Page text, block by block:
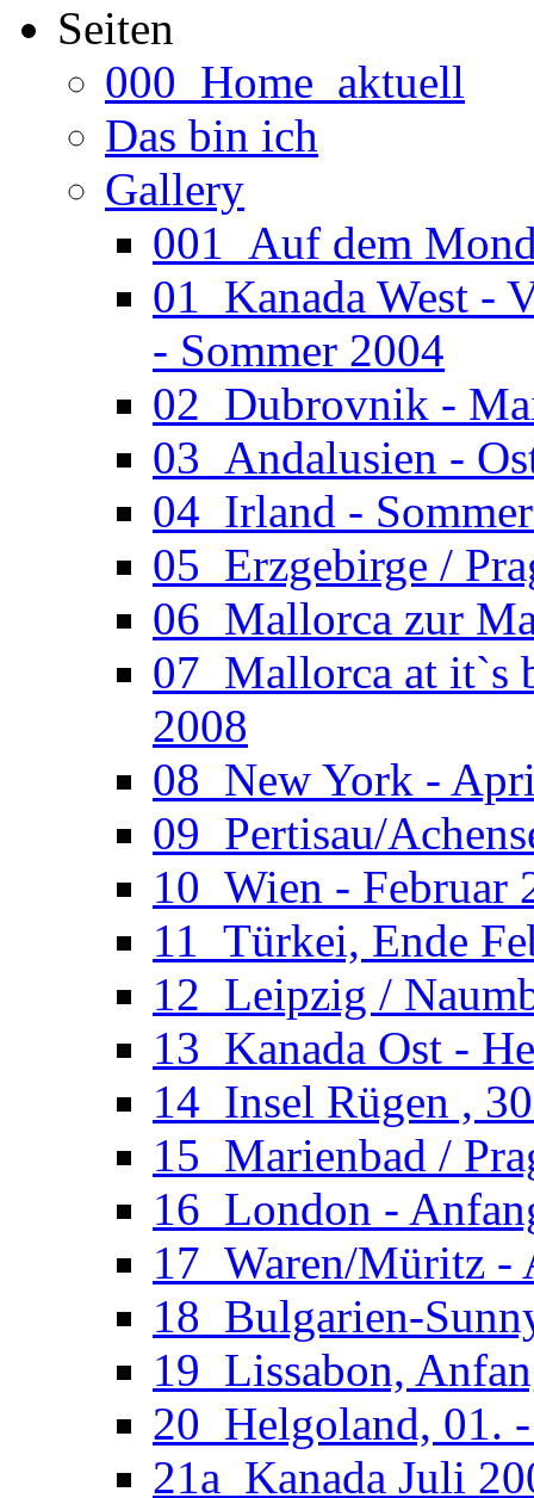
Seiten
000_Home_aktuell
Das bin ich
Gallery
001_Auf dem
01_Kanada West -
- Sommer 2004
02_Dubrovnik -
03_Andalusien -
04_Irland -
05_Erzgebirge /
06_Mallorca zur
07_Mallorca at it`s
2008
08_New York -
09_Pertisau/
10_Wien - Februar
11_Türkei, Ende
12_Leipzig /
13_Kanada Ost -
14_Insel Rügen ,
15_Marienbad /
16_London -
17_Waren/Müritz -
18_Bulgarien-
19_Lissabon,
20_Helgoland, 01.
21a_Kanada Juli